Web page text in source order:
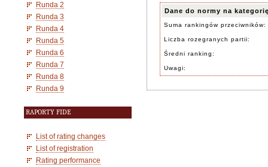
Runda 2
Runda 3
Runda 4
Runda 5
Runda 6
Runda 7
Runda 8
Runda 9
RAPORTY FIDE
List of rating changes
List of registration
Rating performance
Dane do normy na
Suma rankingów przeciwników:
Liczba rozegranych partii:
Średni ranking:
Uwagi: